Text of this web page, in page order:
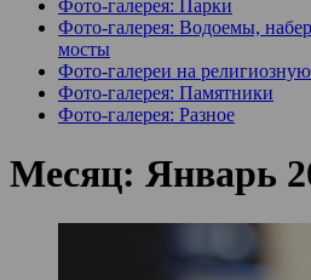
Фото-галерея: Парки
Фото-галерея: Водоемы,
мосты
Фото-галереи на
Фото-галерея: Памятники
Фото-галерея: Разное
Месяц: Январь